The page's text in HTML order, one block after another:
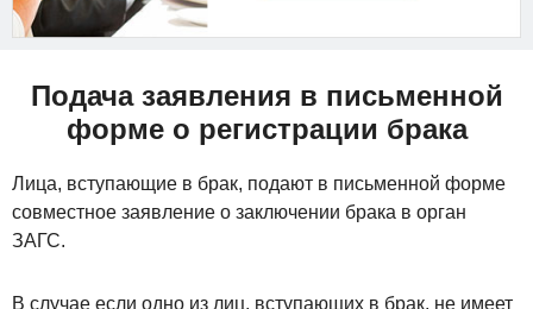
Подача заявления в письменной
форме о регистрации брака
Лица, вступающие в брак, подают в письменной форме
совместное заявление о заключении брака в орган
ЗАГС.
В случае если одно из лиц, вступающих в брак, не имеет